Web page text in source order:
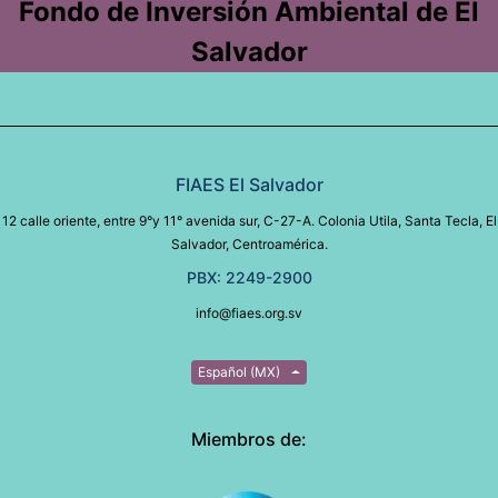
Fondo de Inversión Ambiental de El
Salvador
FIAES El Salvador
12 calle oriente, entre 9°y 11° avenida sur, C-27-A. Colonia Utila, Santa Tecla, El
Salvador, Centroamérica.
PBX: 2249-2900
info@fiaes.org.sv
Español (MX)
Miembros de: